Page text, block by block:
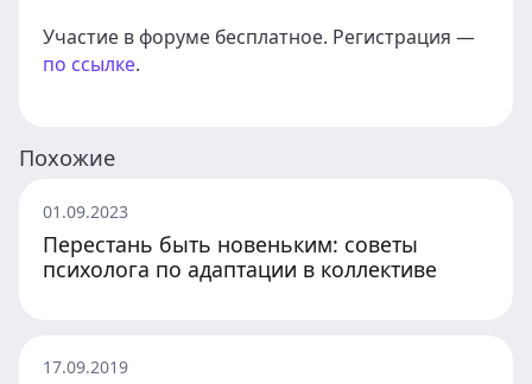
Участие в форуме бесплатное. Регистрация —
по ссылке.
Похожие
01.09.2023
Перестань быть новеньким: советы
психолога по адаптации в коллективе
17.09.2019